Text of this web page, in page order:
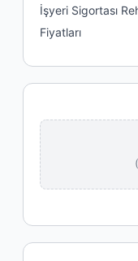
İşyeri Sigortası
Fiyatları